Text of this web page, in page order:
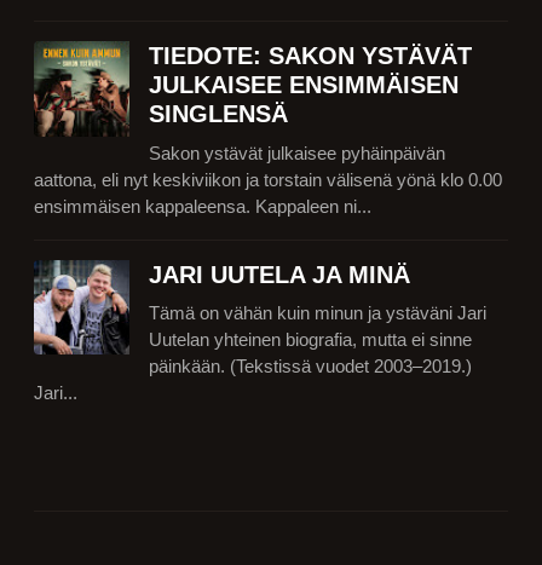
TIEDOTE: SAKON YSTÄVÄT
JULKAISEE ENSIMMÄISEN
SINGLENSÄ
Sakon ystävät julkaisee pyhäinpäivän
aattona, eli nyt keskiviikon ja torstain välisenä yönä klo 0.00
ensimmäisen kappaleensa. Kappaleen ni...
JARI UUTELA JA MINÄ
Tämä on vähän kuin minun ja ystäväni Jari
Uutelan yhteinen biografia, mutta ei sinne
päinkään. (Tekstissä vuodet 2003–2019.)
Jari...